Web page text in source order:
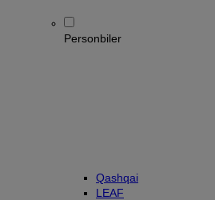
Personbiler
Qashqai
LEAF